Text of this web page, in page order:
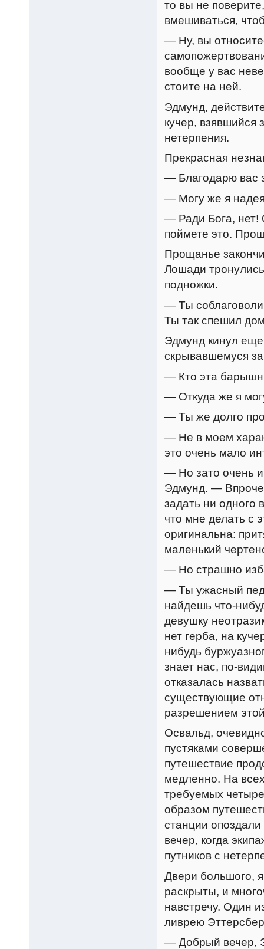
то вы не
вмешиваться,
— Ну, вы
вообще у вас
стоите на ней.
Эдмунд,
кучер, взявшийся
нетерпения.
Прекрасная
— Благодарю вас
— Могу же я
— Ради Бога, нет!
поймете это.
Прощанье
Лошади
подножки.
— Ты
Ты так спешил
Эдмунд кинул
скрывавшемуся
— Кто эта
— Откуда же я
— Ты же долго
— Не в моем
это очень мало
— Но зато очень
Эдмунд. —
задать ни одного
что мне делать с
оригинальна:
маленький
— Но страшно
— Ты ужасный
найдешь что-
девушку
нет герба, на
нибудь
знает нас, по-
отказалась
существующие
разрешением
Освальд,
пустяками
путешествие
медленно. На
требуемых
образом
станции
вечер, когда
путников с
Двери большого,
раскрыты, и
навстречу. Один
ливрею
— Добрый вечер,